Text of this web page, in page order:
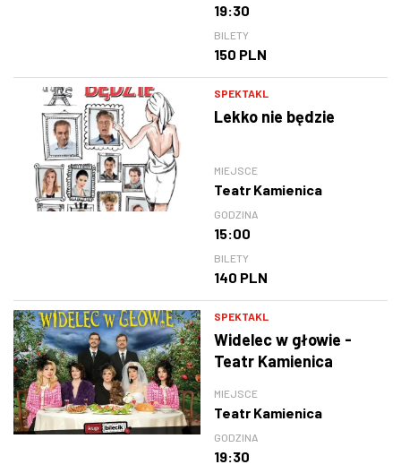
19:30
BILETY
150 PLN
SPEKTAKL
Lekko nie będzie
MIEJSCE
Teatr Kamienica
GODZINA
15:00
BILETY
140 PLN
SPEKTAKL
Widelec w głowie -
Teatr Kamienica
MIEJSCE
Teatr Kamienica
GODZINA
19:30